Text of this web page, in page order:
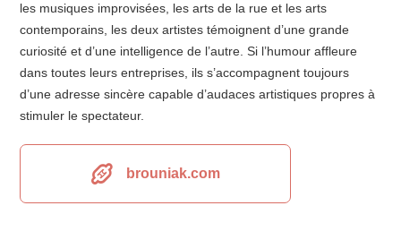
les musiques improvisées, les arts de la rue et les arts
contemporains, les deux artistes témoignent d’une grande
curiosité et d’une intelligence de l’autre. Si l’humour affleure
dans toutes leurs entreprises, ils s’accompagnent toujours
d’une adresse sincère capable d’audaces artistiques propres à
stimuler le spectateur.
brouniak.com